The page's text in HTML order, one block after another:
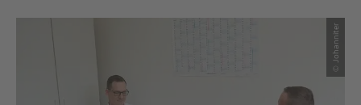
© Johanniter